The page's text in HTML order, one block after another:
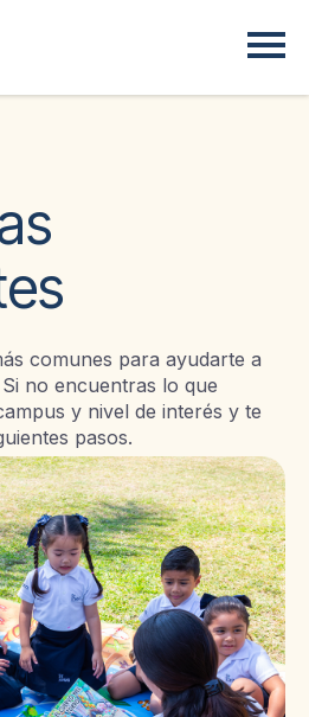
comunes para ayudarte a
no encuentras lo que
y nivel de interés y te
pasos.